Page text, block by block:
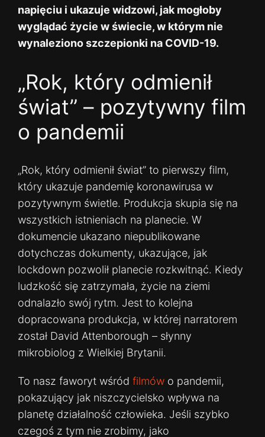
napięciu i ukazuje widzowi, jak mogłoby
wyglądać życie w świecie, w którym nie
wynaleziono szczepionki na COVID-19.
„Rok, który odmienił
świat” – pozytywny film
o pandemii
„Rok, który odmienił świat” to pierwszy film,
który ukazuje pandemię koronawirusa w
pozytywnym świetle. Produkcja skupia się na
wszystkich istnieniach na planecie. W
dokumencie ukazano niepublikowane
dotychczas dokumenty, ukazujące, jak
lockdown pozwolił planecie rozkwitnąć. Kiedy
ludzkość się zatrzymała, życie na ziemi
odnalazło swój rytm. Jest to kolejna
dopracowana produkcja, w której narratorem
został David Attenborough – słynny
mikrobiolog z Wielkiej Brytanii.
To nasz faworyt wśród filmów o pandemii,
pokazujący jak niszczycielsko wpływa na
planetę działalność człowieka. Jeśli szybko
czegoś z tym nie zrobimy, jako